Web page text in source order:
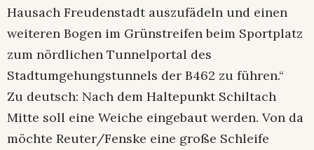
Hausach Freudenstadt auszufädeln und einen
weiteren Bogen im Grünstreifen beim Sportplatz
zum nördlichen Tunnelportal des
Stadtumgehungstunnels der B462 zu führen.“
Zu deutsch: Nach dem Haltepunkt Schiltach
Mitte soll eine Weiche eingebaut werden. Von da
möchte Reuter/Fenske eine große Schleife